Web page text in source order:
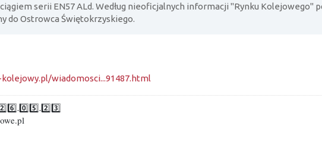
serii EN57 ALd. Według nieoficjalnych informacji "Rynku Kolejowego"
do Ostrowca Świętokrzyskiego.
wiadomosci...91487.html